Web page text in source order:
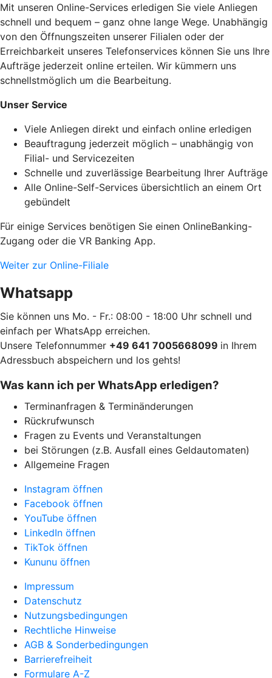
Mit unseren Online-Services erledigen Sie viele Anliegen
schnell und bequem – ganz ohne lange Wege. Unabhängig
von den Öffnungszeiten unserer Filialen oder der
Erreichbarkeit unseres Telefonservices können Sie uns Ihre
Aufträge jederzeit online erteilen. Wir kümmern uns
schnellstmöglich um die Bearbeitung.
Unser Service
Viele Anliegen direkt und einfach online erledigen
Beauftragung jederzeit möglich – unabhängig von
Filial- und Servicezeiten
Schnelle und zuverlässige Bearbeitung Ihrer Aufträge
Alle Online-Self-Services übersichtlich an einem Ort
gebündelt
Für einige Services benötigen Sie einen OnlineBanking-
Zugang oder die VR Banking App.
Weiter zur Online-Filiale
Whatsapp
Sie können uns Mo. - Fr.: 08:00 - 18:00 Uhr schnell und
einfach per WhatsApp erreichen.
Unsere Telefonnummer +49 641 7005668099 in Ihrem
Adressbuch abspeichern und los gehts!
Was kann ich per WhatsApp erledigen?
Terminanfragen & Terminänderungen
Rückrufwunsch
Fragen zu Events und Veranstaltungen
bei Störungen (z.B. Ausfall eines Geldautomaten)
Allgemeine Fragen
Instagram öffnen
Facebook öffnen
YouTube öffnen
LinkedIn öffnen
TikTok öffnen
Kununu öffnen
Impressum
Datenschutz
Nutzungsbedingungen
Rechtliche Hinweise
AGB & Sonderbedingungen
Barrierefreiheit
Formulare A-Z